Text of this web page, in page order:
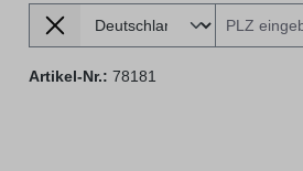
Lieferland
Versandkosten berechnen:
Artikel-Nr.: 78181